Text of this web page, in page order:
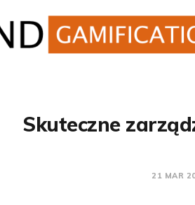
Skuteczne
21 MAR